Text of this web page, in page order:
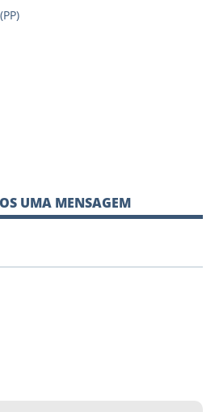
UMA MENSAGEM